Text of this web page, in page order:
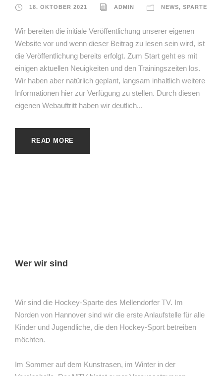
18. OKTOBER 2021 ADMIN NEWS, SPARTE
Wir bereiten die initiale Veröffentlichung unserer eigenen
Website vor und wenn dieser Beitrag zu lesen sein wird, ist
die Veröffentlichung bereits erfolgt. Zum Start geht es mit
einigen aktuellen Neuigkeiten und den Trainingszeiten los.
Wir haben aber natürlich geplant, langsam inhaltlich weitere
Informationen hier zur Verfügung zu stellen. Durch diesen
eigenen Webauftritt haben wir deutlich...
READ MORE
Wer wir sind
Wir sind die Hockey-Sparte des Mellendorfer TV. Im
Norden von Hannover sind wir die erste Anlaufstelle für alle
Kinder und Jugendliche, die den Hockey-Sport betreiben
möchten.
Im Sommer auf dem Kunstrasen, im Winter in der